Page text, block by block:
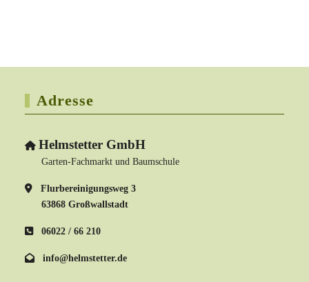
Adresse
Helmstetter GmbH
Garten-Fachmarkt und Baumschule
Flurbereinigungsweg 3
63868 Großwallstadt
06022 / 66 210
info@helmstetter.de